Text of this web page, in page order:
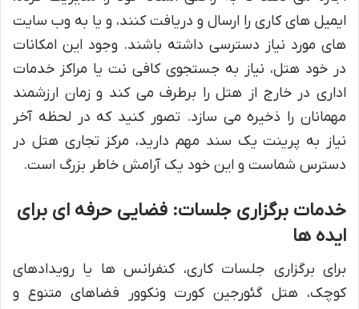
ایمیل های کاری را ارسال و دریافت کنند، و یا به وب سایت
های مورد نیاز دسترسی داشته باشند. وجود این امکانات
در خود هتل، نیاز به جستجوی کافی نت یا مراکز خدمات
اداری در خارج از هتل را برطرف می کند و زمان ارزشمند
مهمانان را ذخیره می سازد. تصور کنید که در لحظه آخر
نیاز به پرینت یک سند مهم دارید، مرکز تجاری هتل در
دسترس شماست و این خود یک آرامش خاطر بزرگ است.
خدمات برگزاری جلسات: فضایی حرفه ای برای
ایده ها
برای برگزاری جلسات کاری، کنفرانس ها یا رویدادهای
کوچک، هتل گئورجین کورت ونکوور فضاهای متنوع و